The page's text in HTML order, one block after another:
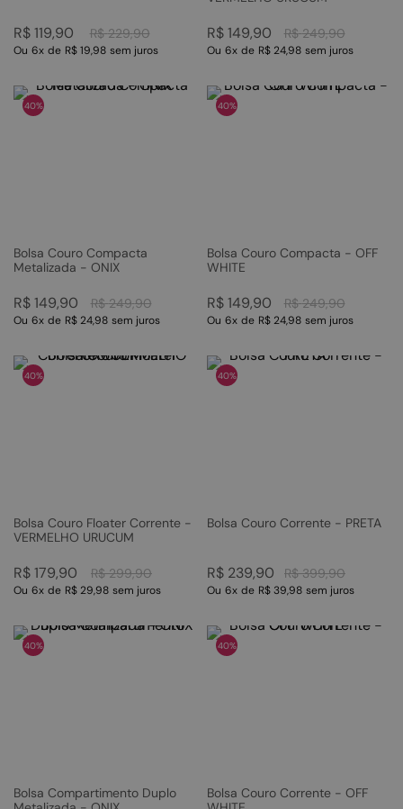
R$ 229,90
R$119,90
Ou 6x de R$ 19,98 sem juros
R$ 249,90
R$149,90
Ou 6x de R$ 24,98 sem juros
40%
Bolsa Couro Compacta
Metalizada - ONIX
R$ 249,90
R$149,90
Ou 6x de R$ 24,98 sem juros
40%
Bolsa Couro Compacta - OFF
WHITE
R$ 249,90
R$149,90
Ou 6x de R$ 24,98 sem juros
40%
Bolsa Couro Floater Corrente -
VERMELHO URUCUM
R$ 299,90
R$179,90
Ou 6x de R$ 29,98 sem juros
40%
Bolsa Couro Corrente - PRETA
R$ 399,90
R$ 239,90
Ou 6x de R$ 39,98 sem juros
40%
Bolsa Compartimento Duplo
40%
Bolsa Couro Corrente - OFF